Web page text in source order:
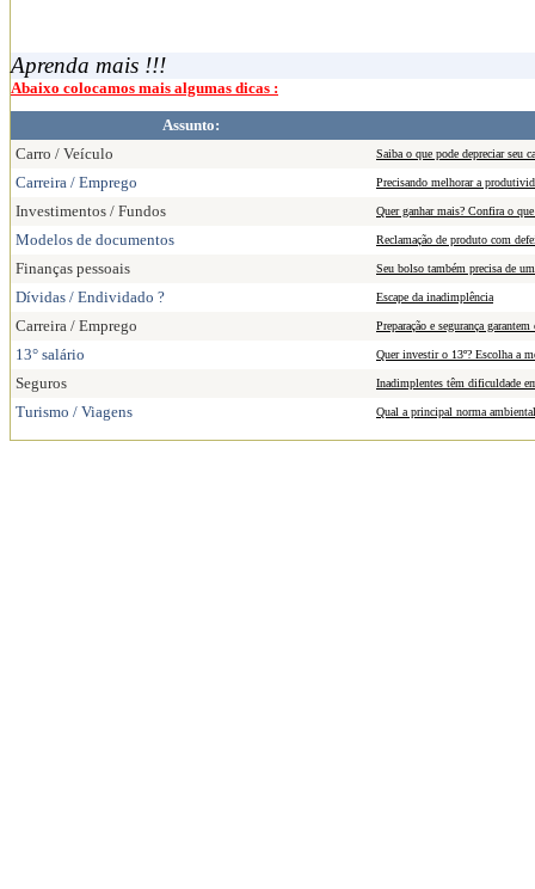
Aprenda mais !!!
Abaixo colocamos mais algumas dicas :
Assunto:
Carro / Veículo
Saiba o que pode depreciar seu
Carreira / Emprego Precisando melhorar a
Investimentos / Fundos Quer ganhar mais? Confira o
Modelos de documentos Reclamação de produto com
Finanças pessoais Seu bolso também precisa de
Dívidas / Endividado ? Escape da inadimplência
Carreira / Emprego Preparação e segurança
13° salário Quer investir o 13º? Escolha a
Seguros Inadimplentes têm dificuldade
Turismo / Viagens Qual a principal norma